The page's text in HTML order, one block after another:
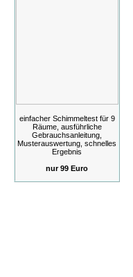
einfacher Schimmeltest für 9
Räume, ausführliche
Gebrauchsanleitung,
Musterauswertung, schnelles
Ergebnis
nur 99 Euro